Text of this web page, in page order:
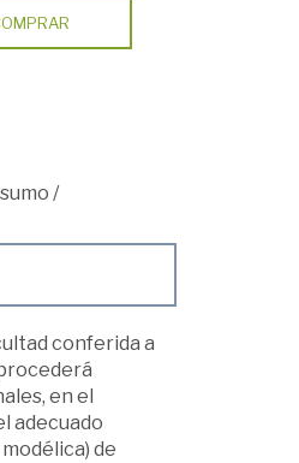
/
conferida a
en el
adecuado
de